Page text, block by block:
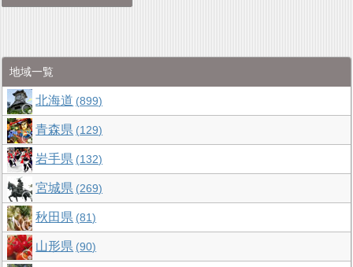
地域一覧
北海道 899
青森県 129
岩手県 132
宮城県 269
秋田県 81
山形県 90